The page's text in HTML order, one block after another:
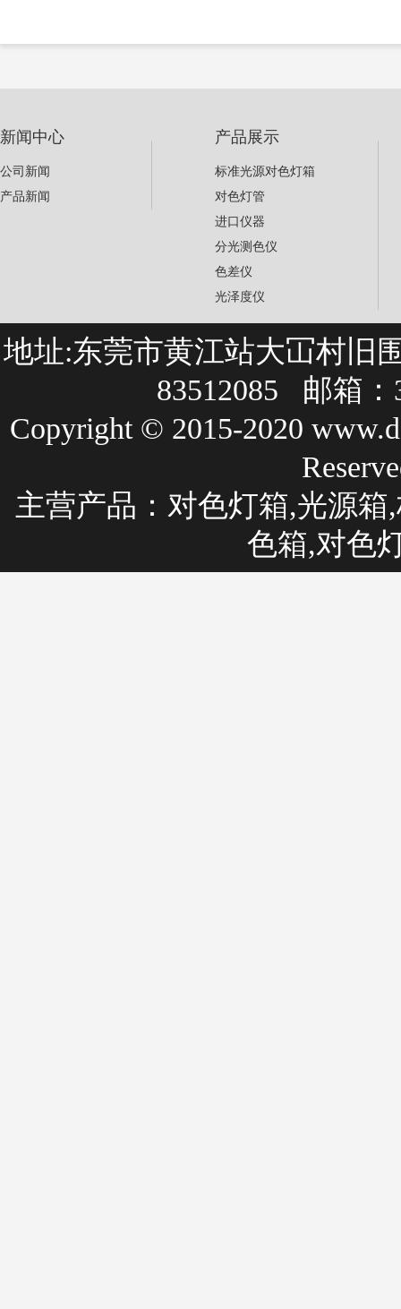
新闻中心
公司新闻
产品新闻
产品展示
标准光源对色灯箱
对色灯管
进口仪器
分光测色仪
色差仪
光泽度仪
地址:东莞市黄江站大冚村旧
83512085 邮箱：
Copyright © 2015-2020
主营产品： 对色灯箱,光源箱,
色箱,对色